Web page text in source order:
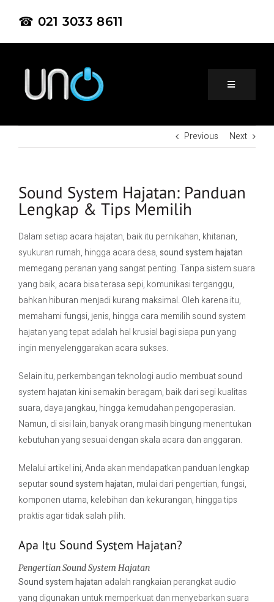
☎ 021 3033 8611
Home
Project
Contact Us
Previous Next
Sound System Hajatan: Panduan
Lengkap & Tips Memilih
Dalam setiap acara hajatan, baik itu pernikahan, khitanan,
syukuran rumah, hingga acara desa,sound system hajatan
memegang peranan yang sangat penting. Tanpa sistem suara
yang baik, acara bisa terasa sepi, komunikasi terganggu,
bahkan hiburan menjadi kurang maksimal. Oleh karena itu,
memahami fungsi, jenis, hingga cara memilih sound system
hajatan yang tepat adalah hal krusial bagi siapa pun yang
ingin menyelenggarakan acara sukses.
Selain itu, perkembangan teknologi audio membuat sound
system hajatan kini semakin beragam, baik dari segi kualitas
suara, daya jangkau, hingga kemudahan pengoperasian.
Namun, di sisi lain, banyak orang masih bingung menentukan
kebutuhan yang sesuai dengan skala acara dan anggaran.
Melalui artikel ini, Anda akan mendapatkan panduan lengkap
seputarsound system hajatan, mulai dari pengertian, fungsi,
komponen utama, kelebihan dan kekurangan, hingga tips
praktis agar tidak salah pilih.
Apa Itu Sound System Hajatan?
Pengertian Sound System Hajatan
Sound system hajatan adalah rangkaian perangkat audio
yang digunakan untuk memperkuat dan menyebarkan suara